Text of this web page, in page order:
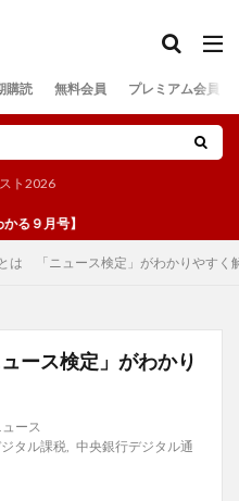
購読 無料会員 プレミアム会員
ト2026
】
は 「ニュース検定」がわかりやすく
ース検定」がわかり
ュース
タル課税
中央銀行デジタル通